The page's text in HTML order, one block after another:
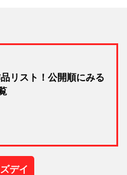
リスト！公開順にみる
デイ